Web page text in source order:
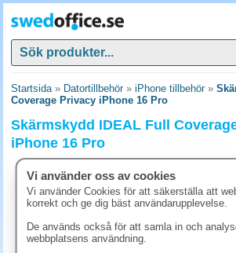
Startsida» Datortillbehör» iPhone tillbehör»
Coverage Privacy iPhone 16 Pro
Skärmskydd IDEAL Full
iPhone 16 Pro
Vi använder oss av cookies
Vi använder Cookies för att säkerställa att
korrekt och ge dig bäst användarupplevelse.
De används också för att samla in och
webbplatsens användning.